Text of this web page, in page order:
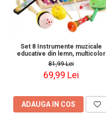
Set 8 Instrumente muzicale
educative din lemn, multicolor
81,99 Lei
69,99 Lei
ADAUGA IN COS